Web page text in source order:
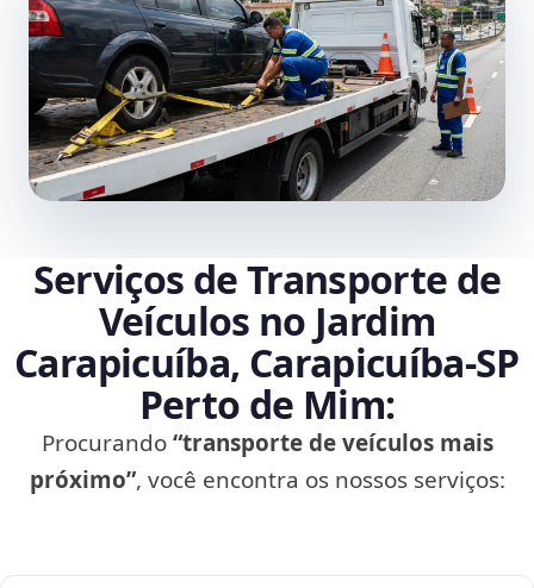
Serviços de Transporte de
Veículos no Jardim
Carapicuíba, Carapicuíba‑SP
Perto de Mim:
Procurando“transporte de veículos mais
próximo”, você encontra os nossos serviços: